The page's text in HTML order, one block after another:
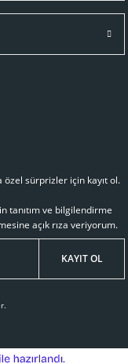
sürprizler için kayıt ol.
tanıtım ve bilgilendirme
açık rıza veriyorum.
KAYIT OL
e-